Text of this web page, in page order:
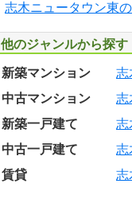
志木ニュータウン東
他のジャンルから探す
新築マンション 志
中古マンション
志
新築一戸建て
志
中古一戸建て
志
賃貸
志